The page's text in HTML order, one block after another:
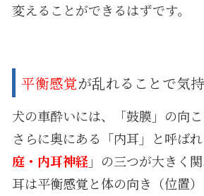
変えることができるはずです。
平衡感覚が乱れることで気
犬の車酔いには、「鼓膜」の向
さらに奥にある「内耳」と呼ば
庭・内耳神経」の三つが大きく
耳は平衡感覚と体の向き（位置